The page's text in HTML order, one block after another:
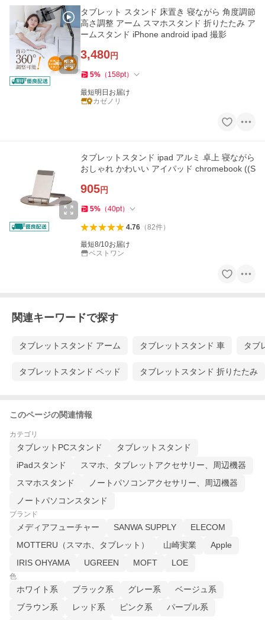
タブレット スタンド 床置き 寝ながら 角度調節
高さ調整 アーム スマホスタンド 折りたたみ ア
ームスタンド iPhone android ipad 撮影
3,480円
5% （ 158pt）
最短明日お届け
カゼノリ
タブレットスタンド ipad アルミ 卓上 寝ながら
おしゃれ かわいい アイパッド chromebook ((S
905円
5% （40pt）
4.76（82件）
最短8/10お届け
ベストワン
関連キーワードで探す
タブレットスタンド アーム タブレットスタンド 車 タブ
タブレットスタンド ベッド タブレットスタンド 折りたたみ
このページの関連情報
カテゴリ
タブレットPCスタンド
タブレットスタンド
iPadスタンド
スマホ、タブレットアクセサリー、周辺機器
スマホスタンド
ノートパソコンアクセサリー、周辺機器
ノートパソコンスタンド
ブランド
メディアフューチャー SANWA SUPPLY
ELECOM
MOTTERU（スマホ、タブレット）
山崎実業
Apple
IRIS OHYAMA
UGREEN MOFT LOE
色
ホワイト系 ブラック系 グレー系
ベージュ系
ブラウン系
レッド系 ピンク系 パープル系